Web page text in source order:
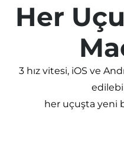
Ürün Boyutu:
265*255*55 mm
Azami Uçuş Ağırlığı:
• CX028
batarya • Şarj kablosu •
pervane koruyucu •
Her
3 hız vitesi, iOS ve
her uçuşta yeni